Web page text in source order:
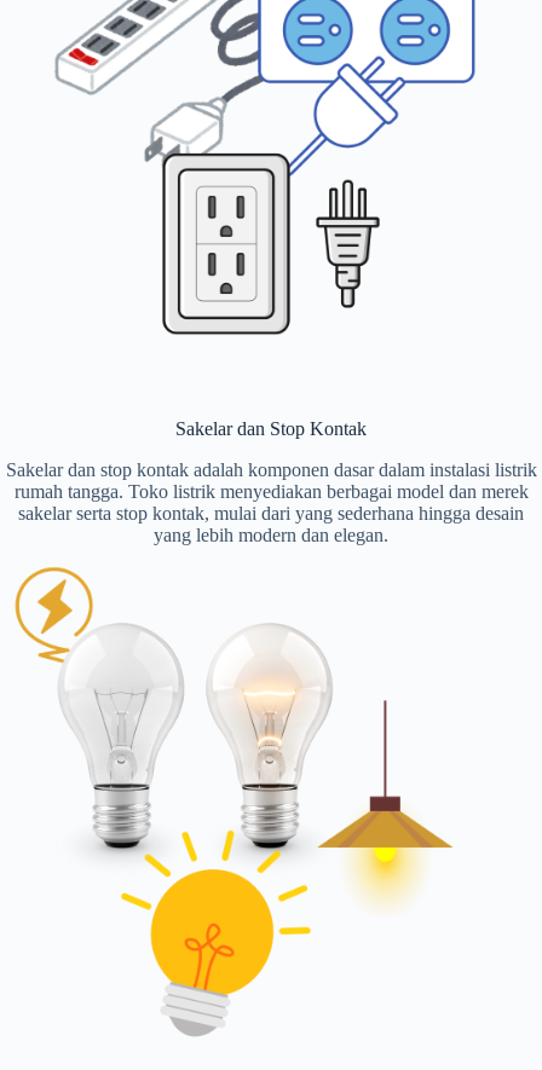
Sakelar dan Stop Kontak
Sakelar dan stop kontak adalah komponen dasar dalam instalasi listrik
rumah tangga. Toko listrik menyediakan berbagai model dan merek
sakelar serta stop kontak, mulai dari yang sederhana hingga desain
yang lebih modern dan elegan.